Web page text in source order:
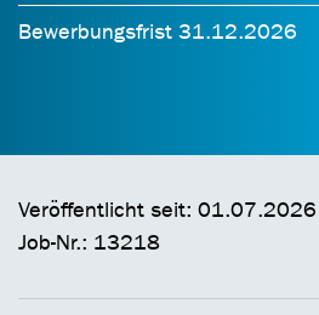
Bewerbungsfrist 31.12.2026
Veröffentlicht seit: 01.07.2026
Job-Nr.: 13218